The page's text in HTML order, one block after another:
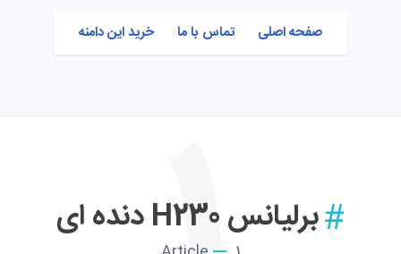
صفحه اصلی تماس با ما خرید این دامنه
برلیانس H230 دنده ای